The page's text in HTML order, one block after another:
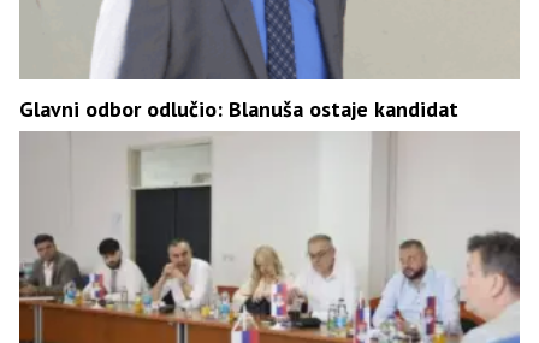
Glavni odbor odlučio: Blanuša ostaje kandidat